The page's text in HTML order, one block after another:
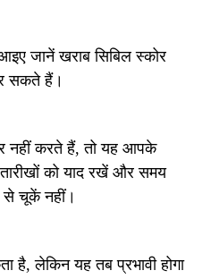
जानें खराब सिबिल स्कोर
सकते हैं।
नहीं करते हैं, तो यह आपके
को याद रखें और समय
से चूकें नहीं।
है, लेकिन यह तब प्रभावी होगा